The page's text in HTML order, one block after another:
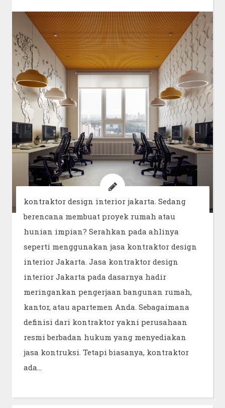
kontraktor design interior jakarta. Sedang
berencana membuat proyek rumah atau
hunian impian? Serahkan pada ahlinya
seperti menggunakan jasa kontraktor design
interior Jakarta. Jasa kontraktor design
interior Jakarta pada dasarnya hadir
meringankan pengerjaan bangunan rumah,
kantor, atau apartemen Anda. Sebagaimana
definisi dari kontraktor yakni perusahaan
resmi berbadan hukum yang menyediakan
jasa kontruksi. Tetapi biasanya, kontraktor
ada…